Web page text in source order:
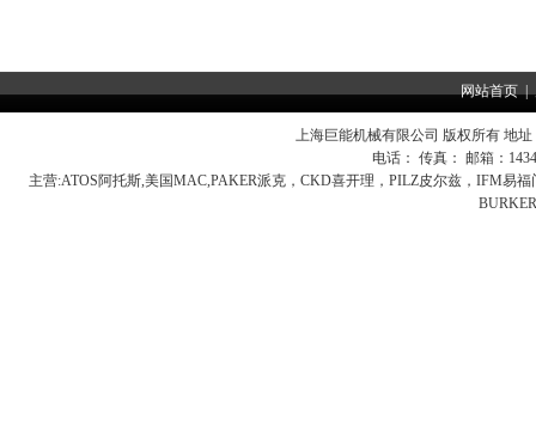
网站首页|
上海巨能机械有限公司 版权所有 地
电话： 传真： 邮箱：
主营:ATOS阿托斯,美国MAC,PAKER派克，CKD喜开理，PILZ皮尔兹，IFM易